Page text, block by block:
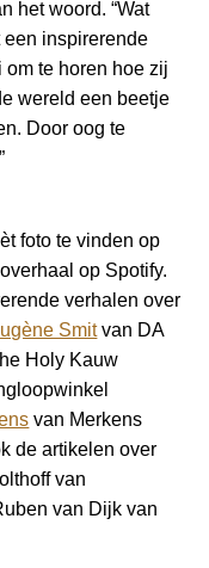
het woord. “Wat
inspirerende
te horen hoe zij
wereld een beetje
Door oog te
foto te vinden op
op Spotify.
verhalen over
Smitvan DA
Holy Kauw
van Merkens
de artikelen over
van
van Dijk van